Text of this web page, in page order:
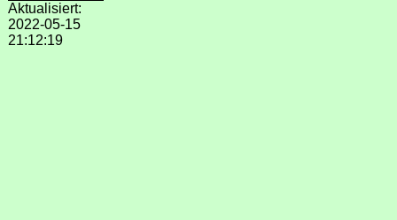
Aktualisiert:
2022-05-15
21:12:19